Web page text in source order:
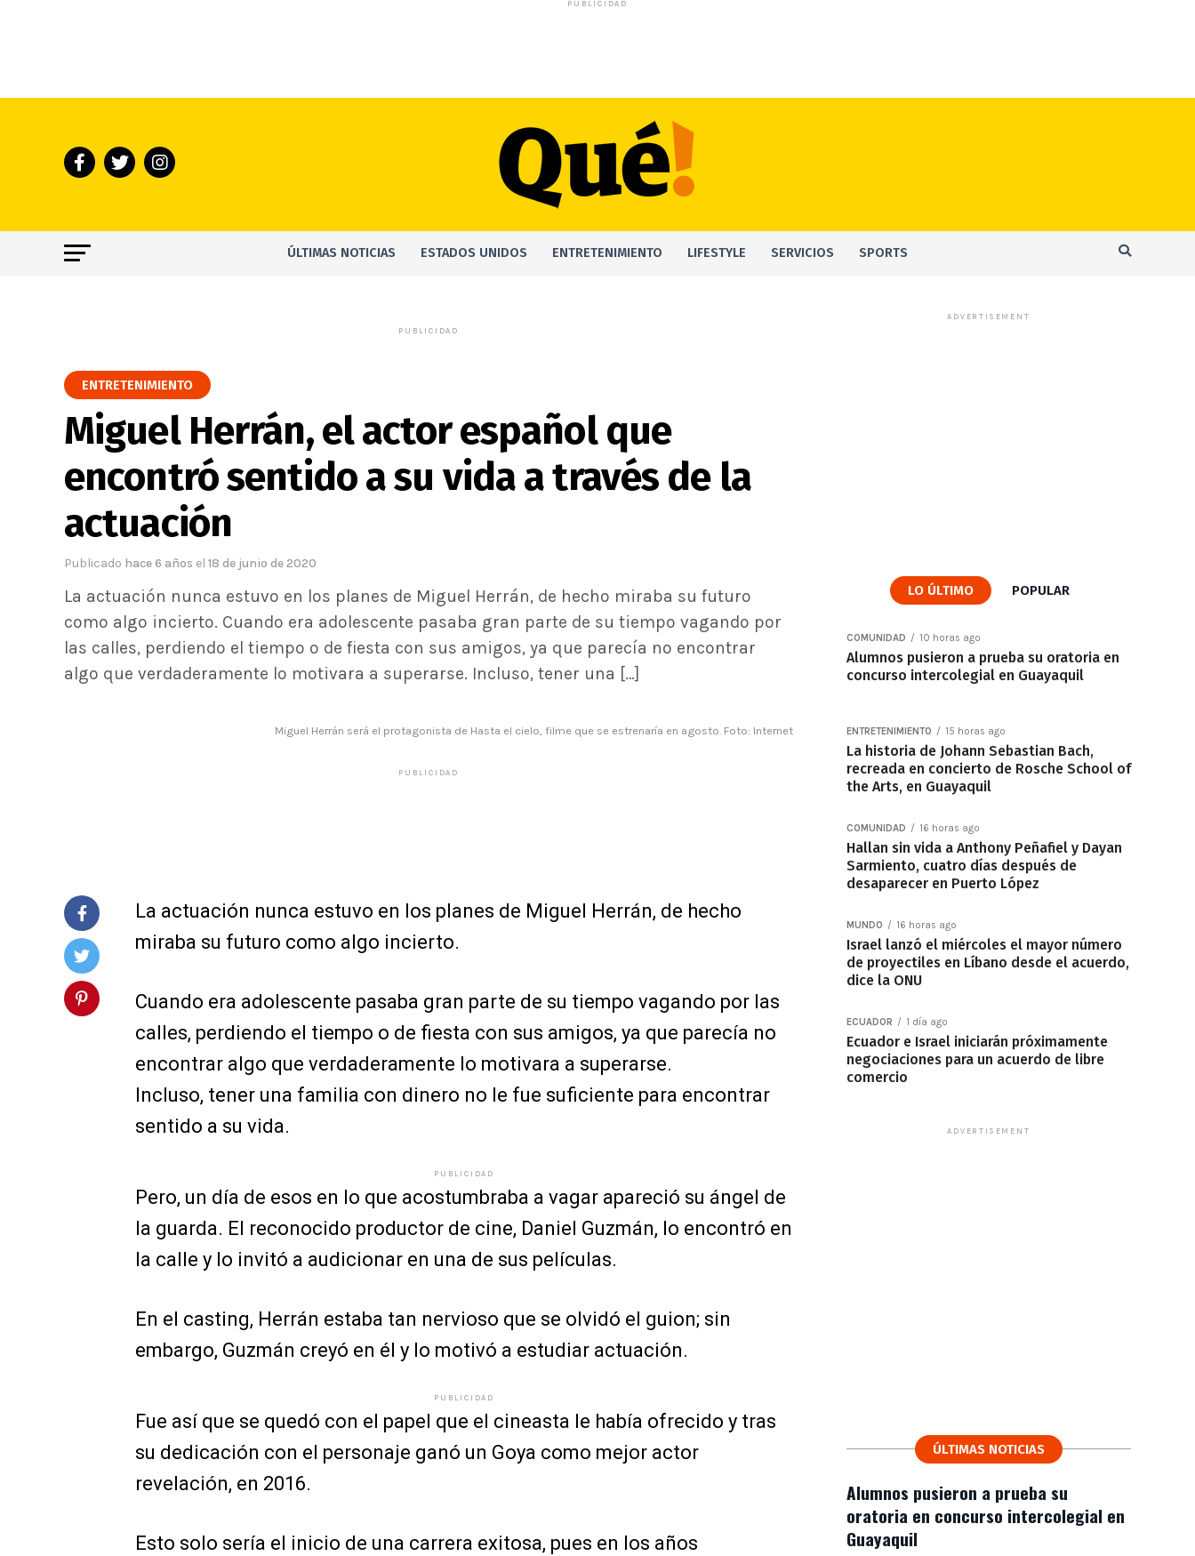
PUBLICIDAD
ÚLTIMAS NOTICIAS ESTADOS UNIDOS ENTRETENIMIENTO LIFESTYLE SERVICIOS SPORTS
PUBLICIDAD
ENTRETENIMIENTO
Miguel Herrán, el actor español que
encontró sentido a su vida a través de la
actuación
Publicado hace 6 años el 18 de junio de 2020
La actuación nunca estuvo en los planes de Miguel Herrán, de hecho miraba su futuro
como algo incierto. Cuando era adolescente pasaba gran parte de su tiempo vagando por
las calles, perdiendo el tiempo o de fiesta con sus amigos, ya que parecía no encontrar
algo que verdaderamente lo motivara a superarse. Incluso, tener una […]
Miguel Herrán será el protagonista de Hasta el cielo, filme que se estrenaría en agosto. Foto: Internet
PUBLICIDAD
La actuación nunca estuvo en los planes de Miguel Herrán, de hecho
miraba su futuro como algo incierto.
Cuando era adolescente pasaba gran parte de su tiempo vagando por las
calles, perdiendo el tiempo o de fiesta con sus amigos, ya que parecía no
encontrar algo que verdaderamente lo motivara a superarse.
Incluso, tener una familia con dinero no le fue suficiente para encontrar
sentido a su vida.
PUBLICIDAD
Pero, un día de esos en lo que acostumbraba a vagar apareció su ángel de
la guarda. El reconocido productor de cine, Daniel Guzmán, lo encontró en
la calle y lo invitó a audicionar en una de sus películas.
En el casting, Herrán estaba tan nervioso que se olvidó el guion; sin
embargo, Guzmán creyó en él y lo motivó a estudiar actuación.
PUBLICIDAD
Fue así que se quedó con el papel que el cineasta le había ofrecido y tras
su dedicación con el personaje ganó un Goya como mejor actor
revelación, en 2016.
Esto solo sería el inicio de una carrera exitosa, pues en los años
ADVERTISEMENT
LO ÚLTIMO POPULAR
COMUNIDAD 10 horas ago
Alumnos pusieron a prueba su oratoria en
concurso intercolegial en Guayaquil
ENTRETENIMIENTO 15 horas ago
La historia de Johann Sebastian Bach,
recreada en concierto de Rosche School of
the Arts, en Guayaquil
COMUNIDAD 16 horas ago
Hallan sin vida a Anthony Peñafiel y Dayan
Sarmiento, cuatro días después de
desaparecer en Puerto López
MUNDO 16 horas ago
Israel lanzó el miércoles el mayor número
de proyectiles en Líbano desde el acuerdo,
dice la ONU
ECUADOR 1 día ago
Ecuador e Israel iniciarán próximamente
negociaciones para un acuerdo de libre
comercio
ADVERTISEMENT
ÚLTIMAS NOTICIAS
Alumnos pusieron a prueba su
oratoria en concurso intercolegial en
Guayaquil